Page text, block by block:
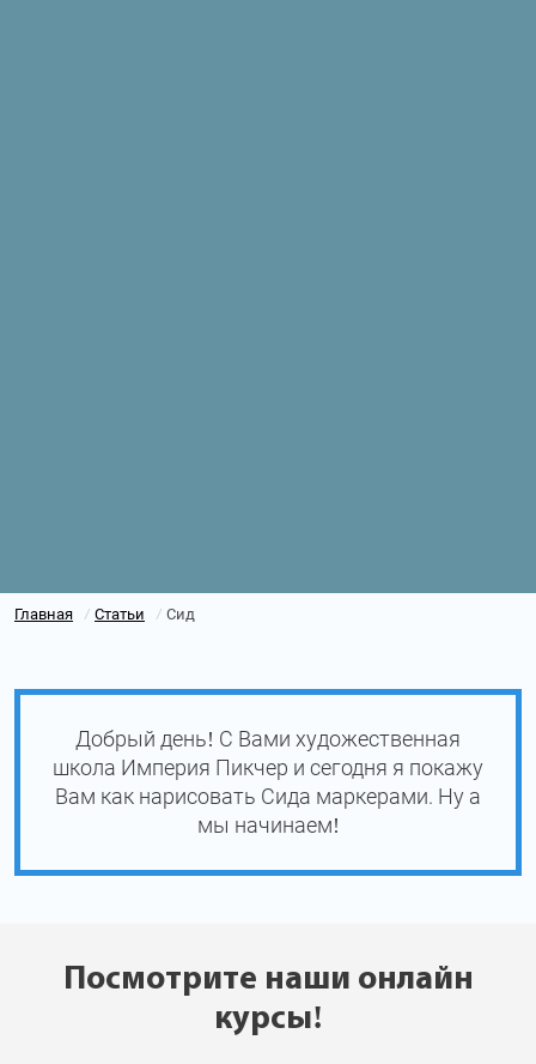
Главная / Статьи / Сид
Добрый день! С Вами художественная
школа Империя Пикчер и сегодня я покажу
Вам как нарисовать Сида маркерами. Ну а
мы начинаем!
Посмотрите наши онлайн
курсы!